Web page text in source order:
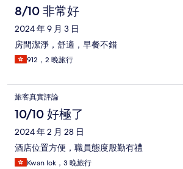
8/10 非常好
2024 年 9 月 3 日
房間潔淨，舒適，早餐不錯
912，2 晚旅行
旅客真實評論
10/10 好極了
2024 年 2 月 28 日
酒店位置方便，職員態度殷勤有禮
Kwan lok，3 晚旅行